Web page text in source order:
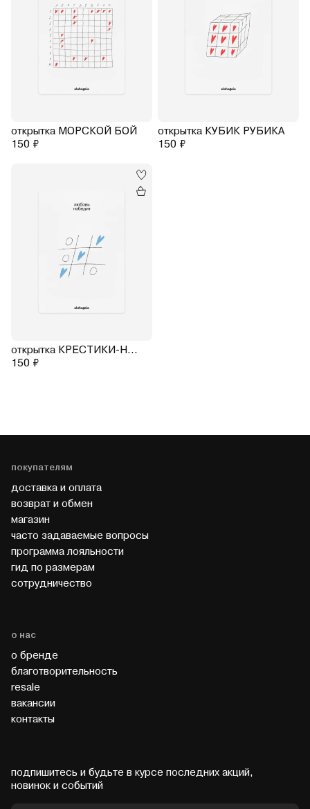
открытка МОРСКОЙ БОЙ
150 ₽
открытка КУБИК РУБИКА
150 ₽
открытка КРЕСТИКИ-НОЛИКИ
150 ₽
покупателям
доставка и оплата
возврат и обмен
магазин
часто задаваемые вопросы
программа лояльности
гид по размерам
cотрудничество
о нас
о бренде
благотворительность
resale
вакансии
контакты
подпишитесь и будьте в курсе последних акций,
новинок и событий